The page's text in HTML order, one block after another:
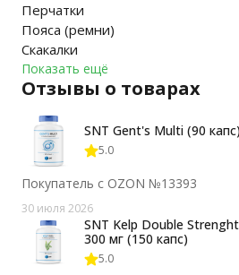
Перчатки
Пояса (ремни)
Скакалки
Показать ещё
Отзывы о товарах
SNT Gent's Multi (90 капс)
5.0
Покупатель с OZON №13393
30 июля 2026
SNT Kelp Double Strenght
300 мг (150 капс)
5.0